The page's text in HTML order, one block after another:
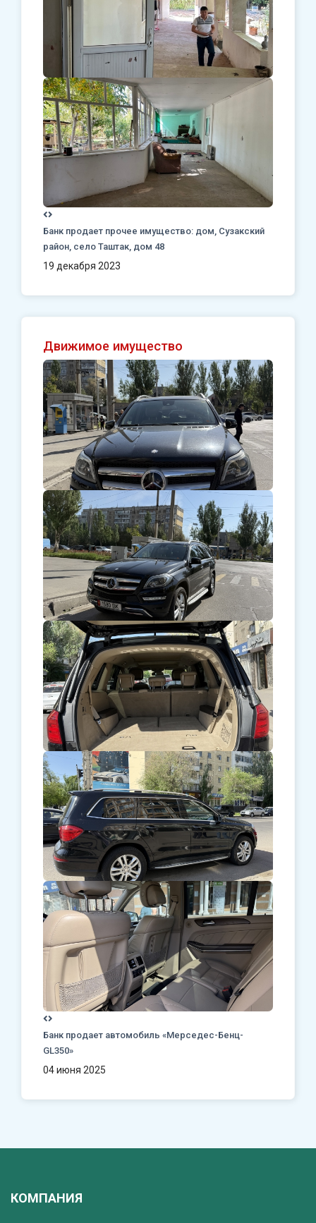
Банк продает прочее имущество: дом, Сузакский
район, село Таштак, дом 48
19 декабря 2023
Движимое имущество
Банк продает автомобиль «Мерседес-Бенц-
GL350»
04 июня 2025
КОМПАНИЯ